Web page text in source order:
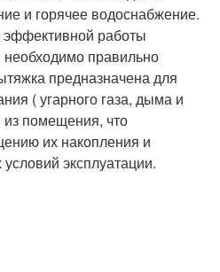
и горячее водоснабжение.
работы
необходимо правильно
предназначена для
( угарного газа, дыма и
помещения, что
их накопления и
эксплуатации.